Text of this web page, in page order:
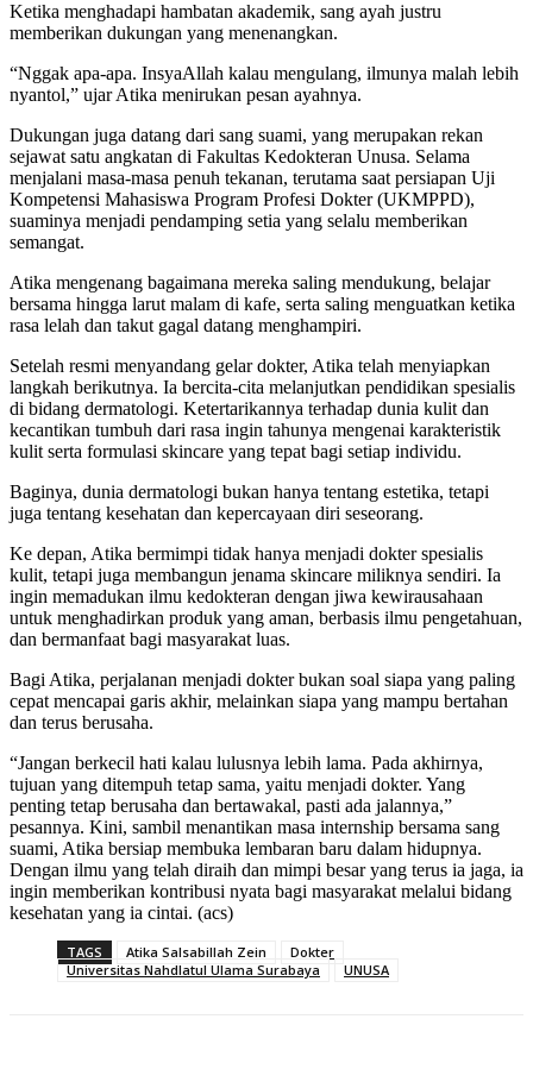
Ketika menghadapi hambatan akademik, sang ayah justru
memberikan dukungan yang menenangkan.
“Nggak apa-apa. InsyaAllah kalau mengulang, ilmunya malah lebih
nyantol,” ujar Atika menirukan pesan ayahnya.
Dukungan juga datang dari sang suami, yang merupakan rekan
sejawat satu angkatan di Fakultas Kedokteran Unusa. Selama
menjalani masa-masa penuh tekanan, terutama saat persiapan Uji
Kompetensi Mahasiswa Program Profesi Dokter (UKMPPD),
suaminya menjadi pendamping setia yang selalu memberikan
semangat.
Atika mengenang bagaimana mereka saling mendukung, belajar
bersama hingga larut malam di kafe, serta saling menguatkan ketika
rasa lelah dan takut gagal datang menghampiri.
Setelah resmi menyandang gelar dokter, Atika telah menyiapkan
langkah berikutnya. Ia bercita-cita melanjutkan pendidikan spesialis
di bidang dermatologi. Ketertarikannya terhadap dunia kulit dan
kecantikan tumbuh dari rasa ingin tahunya mengenai karakteristik
kulit serta formulasi skincare yang tepat bagi setiap individu.
Baginya, dunia dermatologi bukan hanya tentang estetika, tetapi
juga tentang kesehatan dan kepercayaan diri seseorang.
Ke depan, Atika bermimpi tidak hanya menjadi dokter spesialis
kulit, tetapi juga membangun jenama skincare miliknya sendiri. Ia
ingin memadukan ilmu kedokteran dengan jiwa kewirausahaan
untuk menghadirkan produk yang aman, berbasis ilmu pengetahuan,
dan bermanfaat bagi masyarakat luas.
Bagi Atika, perjalanan menjadi dokter bukan soal siapa yang paling
cepat mencapai garis akhir, melainkan siapa yang mampu bertahan
dan terus berusaha.
“Jangan berkecil hati kalau lulusnya lebih lama. Pada akhirnya,
tujuan yang ditempuh tetap sama, yaitu menjadi dokter. Yang
penting tetap berusaha dan bertawakal, pasti ada jalannya,”
pesannya. Kini, sambil menantikan masa internship bersama sang
suami, Atika bersiap membuka lembaran baru dalam hidupnya.
Dengan ilmu yang telah diraih dan mimpi besar yang terus ia jaga, ia
ingin memberikan kontribusi nyata bagi masyarakat melalui bidang
kesehatan yang ia cintai. (acs)
TAGS Atika Salsabillah Zein
Dokter
Universitas Nahdlatul Ulama Surabaya
UNUSA